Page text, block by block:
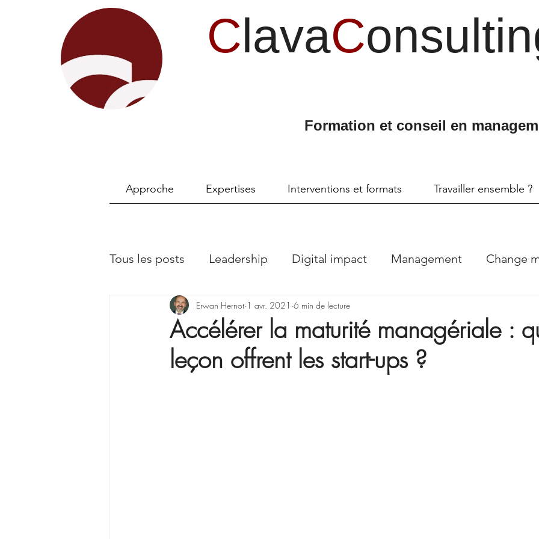
ClavaC
Formation et conseil en
Approche Expertises Interventions et formats Travailler ensemble ?
Tous les posts Leadership Digital impact Management Change
X raisons pour ... Learning & Development
La Minute Management Gestion de projet
Accélérer la maturité managériale :
leçon offrent les start-ups ?
Erwan Hernot 1 avr. 2021 6 min de lecture